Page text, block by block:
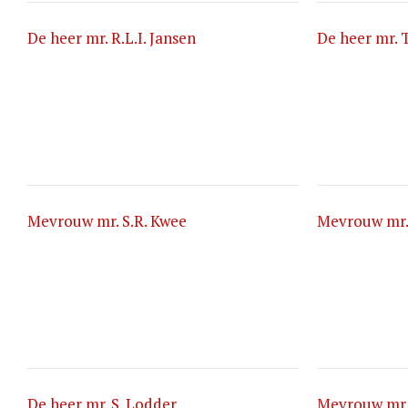
De heer mr. R.L.I. Jansen De heer mr.
Mevrouw mr. S.R. Kwee Mevrouw
De heer mr. S. Lodder Mevrouw